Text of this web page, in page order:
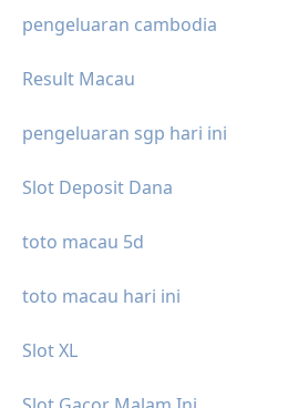
pengeluaran cambodia
Result Macau
pengeluaran sgp hari ini
Slot Deposit Dana
toto macau 5d
toto macau hari ini
Slot XL